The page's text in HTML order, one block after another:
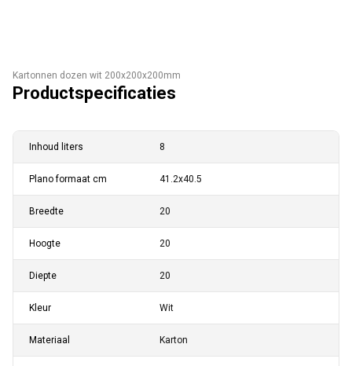
Kartonnen dozen wit 200x200x200mm
Productspecificaties
Inhoud liters 8
Plano formaat cm 41.2x40.5
Breedte 20
Hoogte 20
Diepte 20
Kleur Wit
Materiaal Karton